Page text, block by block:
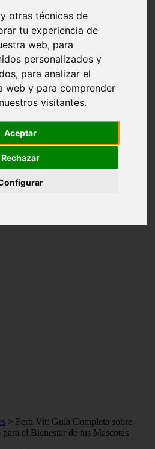
otras técnicas de
tu experiencia de
web, para
personalizados y
para analizar el
web y para comprender
visitantes.
Aceptar
Rechazar
> Ferti Vit: Guía Completa sobre
el Bienestar de tus Mascotas